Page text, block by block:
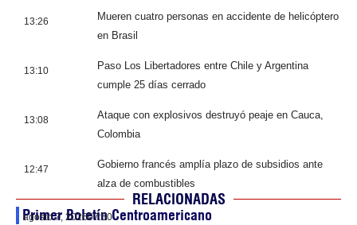
13:26
Mueren cuatro personas en accidente de helicóptero
en Brasil
13:10
Paso Los Libertadores entre Chile y Argentina
cumple 25 días cerrado
13:08
Ataque con explosivos destruyó peaje en Cauca,
Colombia
12:47
Gobierno francés amplía plazo de subsidios ante
alza de combustibles
RELACIONADAS
Primer Boletín Centroamericano
agosto 7, 202607:50